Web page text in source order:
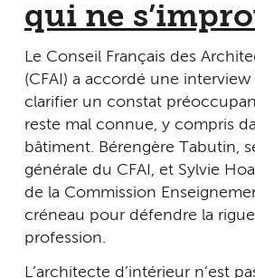
qui ne
Le Conseil Français des
(CFAI) a accordé une interview
clarifier un constat
reste mal connue, y compris
bâtiment. Bérengère Tabutin,
générale du CFAI, et Sylvie
de la Commission
créneau pour défendre la
profession.
L’architecte d’intérieur n’est